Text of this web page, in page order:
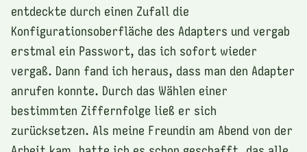
entdeckte durch einen Zufall die
Konfigurationsoberfläche des Adapters und vergab
erstmal ein Passwort, das ich sofort wieder
vergaß. Dann fand ich heraus, dass man den Adapter
anrufen konnte. Durch das Wählen einer
bestimmten Ziffernfolge ließ er sich
zurücksetzen. Als meine Freundin am Abend von der